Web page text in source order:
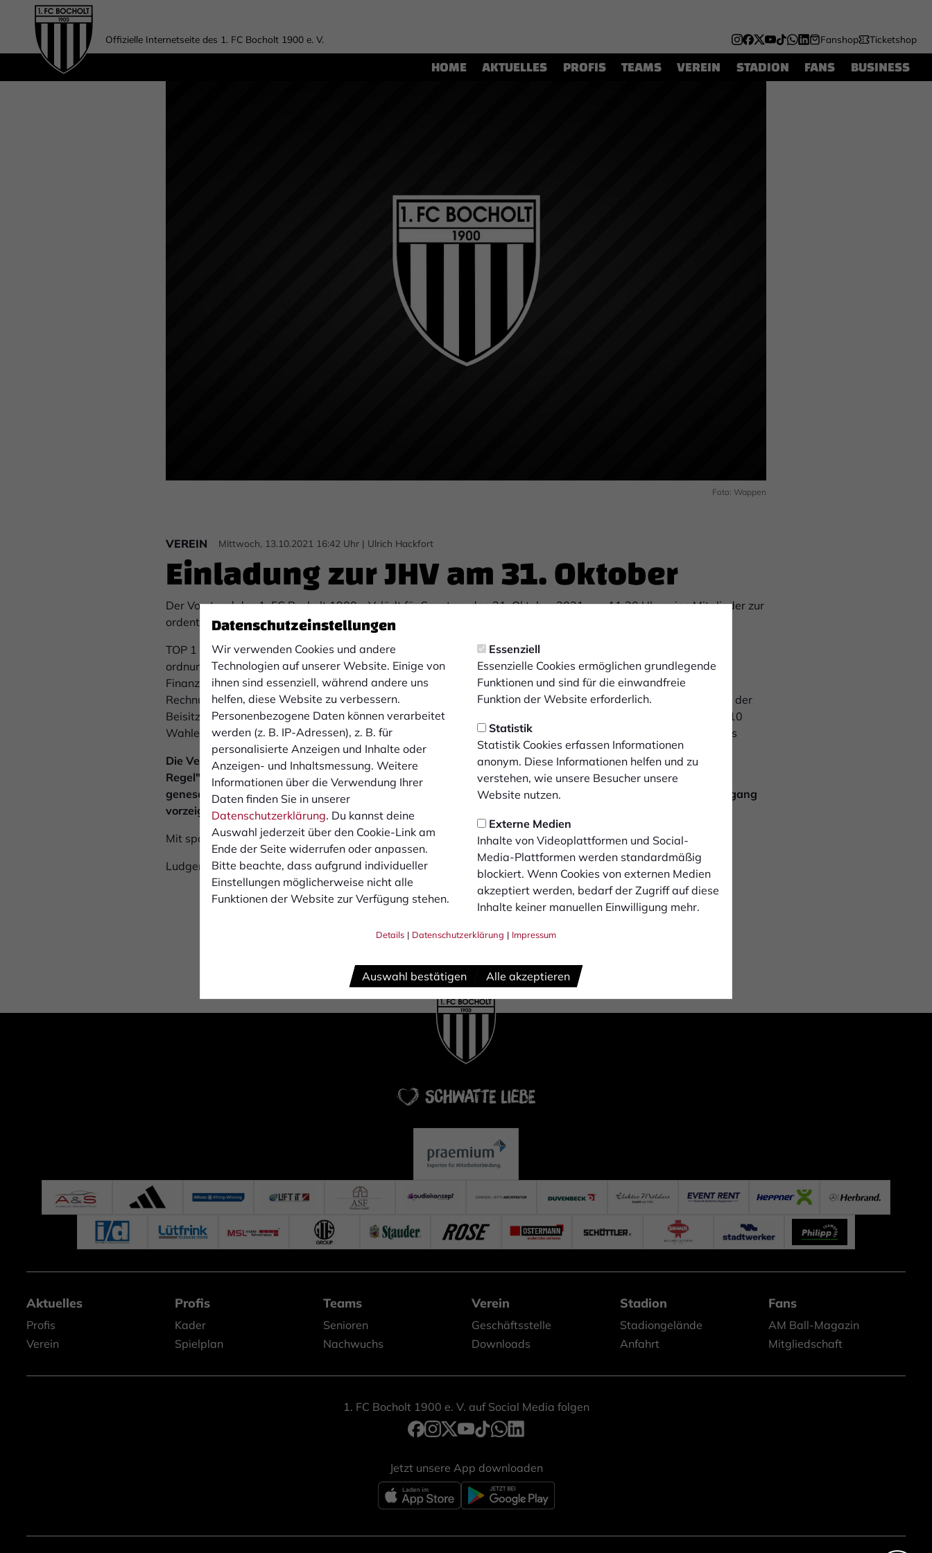
Datenschutzeinstellungen
Wir verwenden Cookies und andere
Technologien auf unserer Website. Einige von
ihnen sind essenziell, während andere uns
helfen, diese Website zu verbessern.
Personenbezogene Daten können verarbeitet
werden (z. B. IP-Adressen), z. B. für
personalisierte Anzeigen und Inhalte oder
Anzeigen- und Inhaltsmessung. Weitere
Informationen über die Verwendung Ihrer
Daten finden Sie in unserer
Datenschutzerklärung. Du kannst deine
Auswahl jederzeit über den Cookie-Link am
Ende der Seite widerrufen oder anpassen.
Bitte beachte, dass aufgrund individueller
Einstellungen möglicherweise nicht alle
Funktionen der Website zur Verfügung stehen.
Essenziell
Essenzielle Cookies ermöglichen grundlegende
Funktionen und sind für die einwandfreie
Funktion der Website erforderlich.
Statistik
Statistik Cookies erfassen Informationen
anonym. Diese Informationen helfen und zu
verstehen, wie unsere Besucher unsere
Website nutzen.
Externe Medien
Inhalte von Videoplattformen und Social-
Media-Plattformen werden standardmäßig
blockiert. Wenn Cookies von externen Medien
akzeptiert werden, bedarf der Zugriff auf diese
Inhalte keiner manuellen Einwilligung mehr.
Details | Datenschutzerklärung | Impressum
Auswahl bestätigen Alle akzeptieren
Offizielle Internetseite des 1. FC Bocholt 1900 e. V. Fanshop Ticketshop
HOME AKTUELLES PROFIS TEAMS VEREIN STADION FANS BUSINESS
Foto: Wappen
VEREIN Mittwoch, 13.10.2021 16:42 Uhr | Ulrich Hackfort
Einladung zur JHV am 31. Oktober
Der Vorstand des 1. FC Bocholt 1900 e.V. lädt für Sonntag, den 31. Oktober 2021, um 11:30 Uhr seine Mitglieder zur
ordentlichen Jahreshauptversammlung ein. Folgende Tagesordnungspunkte wurden festgelegt:
TOP 1 Begrüßung durch den Präsidenten TOP 2 Gedenken der verstorbenen MitgliederTOP 3 Feststellung der
ordnungsgemäßen Einberufung der Versammlung und TagesordnungTOP 4 Bericht des Vorstandes einschl.
FinanzberichtTOP 5 Berichte der Seniorenmannschaften und der JugendabteilungTOP 6 Bericht der
RechnungsprüferTOP 7 Vorschlag einer Satzungsänderung (§7, Absatz 1): Erweiterung der maximalen Anzahl der
Beisitzer von 7 auf 10 PersonenTOP 8 Wahl eines VersammlungsleitersTOP 9 Entlastung des VorstandesTOP 10
Wahlen der Mitglieder des Präsidiums und des VorstandesTOP 11 Ehrung der MitgliederTOP 12 Verschiedenes
Die Versammlung findet im Clubheim, Am Hünting 19, statt. Für den Einlass muss der 1. FC Bocholt die "2G-
Regel" einhalten, d.h. ausschließlich gegen Covid-19 vollständig geimpfte oder von einer Covid-Erkrankung
genesene Personen dürfen teilnehmen. Die entsprechenden Nachweise mögen alle Teilnehmer bitte am Eingang
vorzeigen. Vielen Dank an alle Mitglieder für das Verständnis!
Mit sportlichem Gruß
Ludger TriphausPräsident 1. FC Bocholt 1900 e.V.
Aktuelles
Profis
Verein
Profis
Kader
Spielplan
Teams
Senioren
Nachwuchs
Verein
Geschäftsstelle
Downloads
Stadion
Stadiongelände
Anfahrt
Fans
AM Ball-Magazin
Mitgliedschaft
1. FC Bocholt 1900 e. V. auf Social Media folgen
Jetzt unsere App downloaden